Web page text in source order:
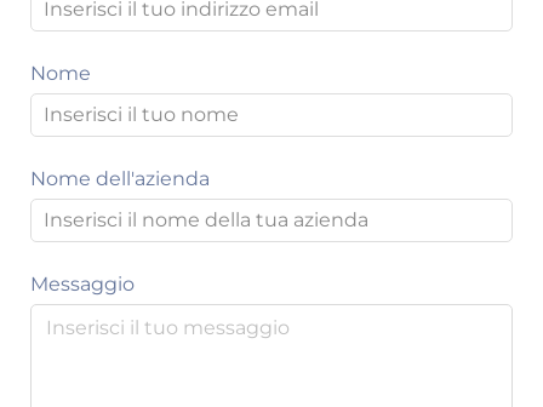
Nome
Nome dell'azienda
Messaggio